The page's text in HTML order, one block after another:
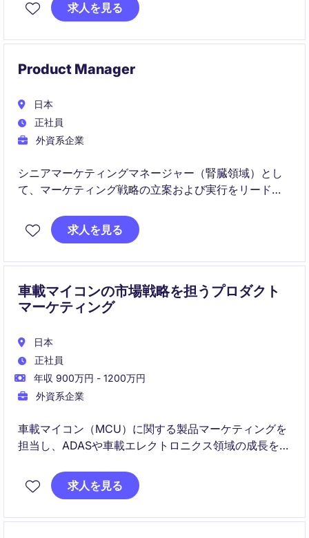
AI対応データセンターやエッジ市場の成長を背景に、
求人を見る
Product Manager
日本
正社員
外資系企業
シニアマーケティングマネージャー（腎臓領域）とし
て、マーケティング戦略の立案および実行をリード
イフサイエンス業界における専門知識を活かし、効果
的なキャンペーンを展開していただきます。
求人を見る
車載マイコンの市場戦略を担うプロダクト
マーケティング
日本
正社員
年収 900万円 - 1200万円
外資系企業
車載マイコン（MCU）に関する製品マーケティングを
担当し、ADASや車載エレクトロニクス領域の成長を推
顧客・代理店・本社との連携を通じて、市場分析から
売上戦略立案まで幅広い業務を担います。
求人を見る